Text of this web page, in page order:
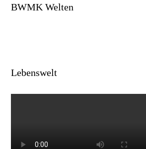
BWMK Welten
Lebenswelt